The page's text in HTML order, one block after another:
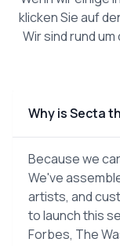
klicken Sie auf
Wir sind rund
Why is Secta
Because we
We've
artists, and
to launch this
Forbes, The